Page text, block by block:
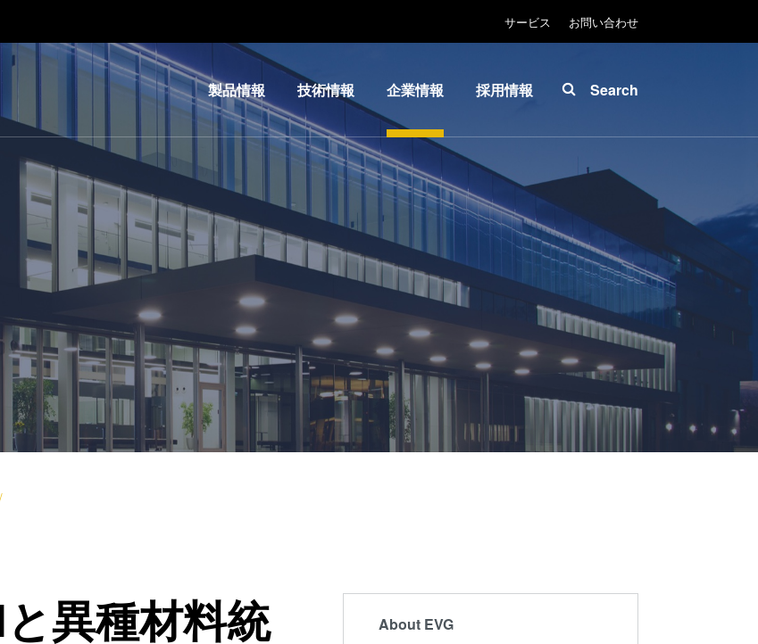
サービス お問い合わせ
製品情報
リソグ
ラフィ
装置
ナノイ
ンプリ
ント・
リソグ
ラフィ
（NIL）
装置
ウェー
プロセ
ス開発
技術情報
LayerRelease™
技術
MLE™ マスク
レス・リソグラ
ナノインプリン
ト・リソグラフ
ィ（NIL） -
SmartNIL®
ウェーハレベ
企業情報
About
EVG
拠点一
覧
ニュー
展示
会・セ
ミナー
サプラ
イヤー
R&D
採用情報
INSIDER-
Jobs
EVGでの
お仕事
INSIDER
an
Insider?
Search
異種材料統
About EVG